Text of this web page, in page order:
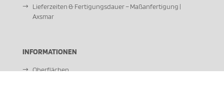
Lieferzeiten & Fertigungsdauer – Maßanfertigung |
Axsmar
INFORMATIONEN
Oberflächen